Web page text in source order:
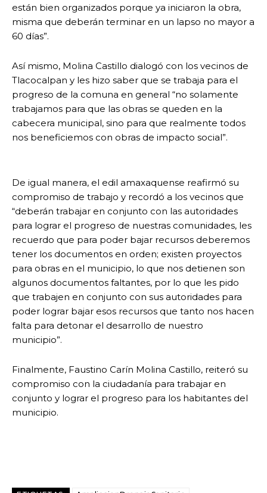
están bien organizados porque ya iniciaron la obra,
misma que deberán terminar en un lapso no mayor a
60 días”.
Así mismo, Molina Castillo dialogó con los vecinos de
Tlacocalpan y les hizo saber que se trabaja para el
progreso de la comuna en general “no solamente
trabajamos para que las obras se queden en la
cabecera municipal, sino para que realmente todos
nos beneficiemos con obras de impacto social”.
De igual manera, el edil amaxaquense reafirmó su
compromiso de trabajo y recordó a los vecinos que
“deberán trabajar en conjunto con las autoridades
para lograr el progreso de nuestras comunidades, les
recuerdo que para poder bajar recursos deberemos
tener los documentos en orden; existen proyectos
para obras en el municipio, lo que nos detienen son
algunos documentos faltantes, por lo que les pido
que trabajen en conjunto con sus autoridades para
poder lograr bajar esos recursos que tanto nos hacen
falta para detonar el desarrollo de nuestro
municipio”.
Finalmente, Faustino Carín Molina Castillo, reiteró su
compromiso con la ciudadanía para trabajar en
conjunto y lograr el progreso para los habitantes del
municipio.